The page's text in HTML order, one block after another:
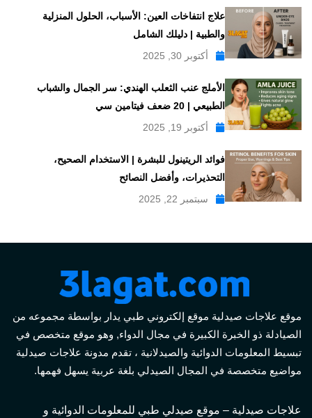
علاج انتفاخات العين: الأسباب، الحلول المنزلية
والطبية | دليلك الشامل
أكتوبر 30, 2025
الأملج عنب الثعلب الهندي: سر الجمال والشباب
الطبيعي | 20 ضعف فيتامين سي
أكتوبر 19, 2025
فوائد الريتينول للبشرة | الاستخدام الصحيح،
التحذيرات، وأفضل النصائح
سبتمبر 22, 2025
موقع علاجات صيدلية موقع إلكتروني طبي يدار بواسطة مجموعه من
الصيادلة ذو الخبرة الكبيرة في مجال الدواء, وهو موقع متخصص في
تبسيط المعلومات الدوائية والصيدلانية ، تقدم مدونة علاجات صيدلية
مواضيع متخصصة في المجال الصيدلي بلغة عربية يسهل فهمها.
علاجات صيدلية – موقع صيدلي طبي للمعلومات الدوائية و